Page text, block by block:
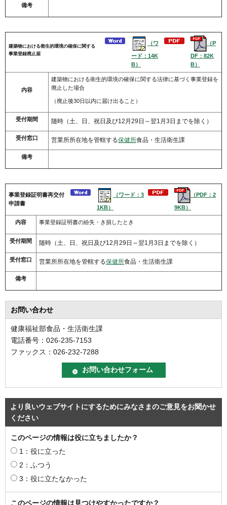
備考
建築物における衛生的環境の確保に関する
事業登録廃止届
（ワ
ード：14K
B）
（P
DF：82K
B）
内容
建築物における衛生的環境の確保に関する法律に基づく事業登録を
廃止した場合
（廃止後30日以内に届け出ること）
受付期間 随時（土、日、祝日及び12月29日～翌1月3日までを除く）
受付窓口 営業所所在地を管轄する保健所食品・生活衛生課
備考
事業登録証明書再交付
申請書
（ワード：3
1KB）
（PDF：2
9KB）
内容 事業登録証明書の紛失・き損したとき
受付期間 随時（土、日、祝日及び12月29日～翌1月3日までを除く）
受付窓口 営業所所在地を管轄する保健所食品・生活衛生課
備考
お問い合わせ
健康福祉部食品・生活衛生課
電話番号：026-235-7153
ファックス：026-232-7288
より良いウェブサイトにするためにみなさまのご意見をお聞かせ
ください
このページの情報は役に立ちましたか？
1：役に立った
2：ふつう
3：役に立たなかった
このページの情報は見つけやすかったですか？